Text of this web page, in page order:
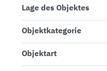
Lage des Objektes
Objektkategorie
Objektart